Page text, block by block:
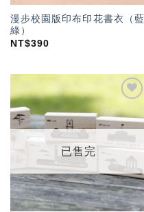
漫步校園版印布印花書衣（藍
綠）
NT$390
「願
望輕
單」
已售完